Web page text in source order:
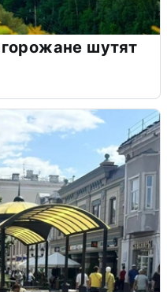
шутят